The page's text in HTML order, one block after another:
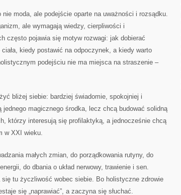
moda, ale podejście oparte na uważności i rozsądku.
ale wymagają wiedzy, cierpliwości i
często pojawia się motyw rozwagi: jak dobierać
kiedy postawić na odpoczynek, a kiedy warto
podejściu nie ma miejsca na straszenie –
bliżej siebie: bardziej świadomie, spokojniej i
magicznego środka, lecz chcą budować solidną
którzy interesują się profilaktyką, a jednocześnie chcą
w XXI wieku.
małych zmian, do porządkowania rutyny, do
do dbania o układ nerwowy, trawienie i sen.
tu życzliwość wobec siebie. Bo holistyczne zdrowie
się „naprawiać”, a zaczyna się słuchać.